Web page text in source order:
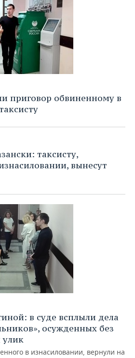
приговор обвиненному в
таксисту,
вынесут
в суде всплыли дела
осужденных без
улик
в изнасиловании, вернули на